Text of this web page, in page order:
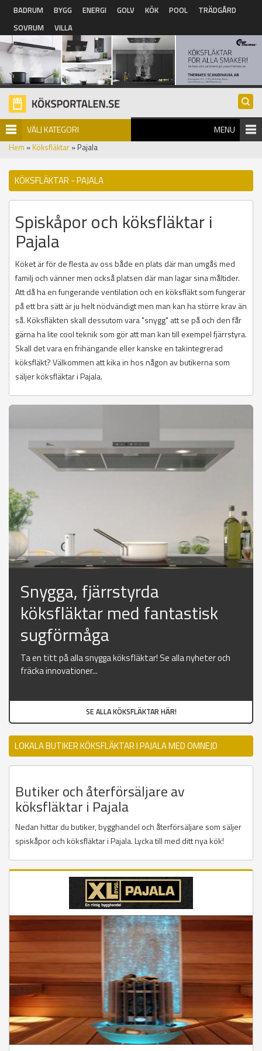
Hoppa till huvudinnehåll
BADRUM BYGG ENERGI GOLV KÖK POOL
TRÄDGÅRD
SOVRUM
VILLA
VÄLJ KATEGORI MENU
Hem » Köksfläktar » Pajala
KÖKSFLÄKTAR - PAJALA
Spiskåpor och köksfläktar i
Pajala
Köket är för de flesta av oss både en plats där man umgås med
familj och vänner men också platsen där man lagar sina måltider.
Att då ha en fungerande ventilation och en köksfläkt som fungerar
på ett bra sätt är ju helt nödvändigt men man kan ha större krav än
så. Köksfläkten skall dessutom vara "snygg" att se på och den får
gärna ha lite cool teknik som gör att man kan till exempel fjärrstyra.
Skall det vara en frihängande eller kanske en takintegrerad
köksfläkt? Välkommen att kika in hos någon av butikerna som
säljer köksfläktar i Pajala.
Snygga, fjärrstyrda
köksfläktar med fantastisk
sugförmåga
Ta en titt på alla snygga köksfläktar! Se alla nyheter och
fräcka innovationer...
SE ALLA KÖKSFLÄKTAR HÄR!
LOKALA BUTIKER KÖKSFLÄKTAR I PAJALA MED OMNEJD
Butiker och återförsäljare av
köksfläktar i Pajala
Nedan hittar du butiker, bygghandel och återförsäljare som säljer
spiskåpor och köksfläktar i Pajala. Lycka till med ditt nya kök!